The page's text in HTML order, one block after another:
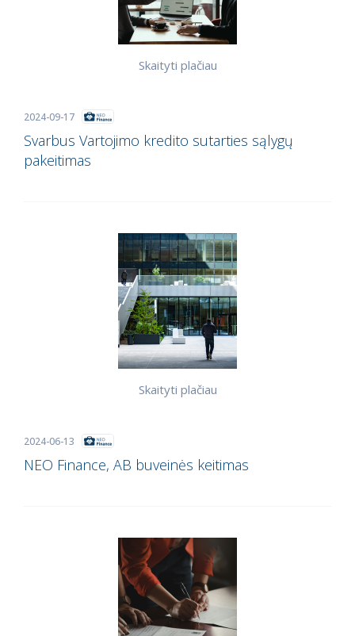
2024-09-17
Svarbus Vartojimo kredito sutarties sąlygų
pakeitimas
Skaityti plačiau
2024-06-13
NEO Finance, AB buveinės keitimas
Skaityti plačiau